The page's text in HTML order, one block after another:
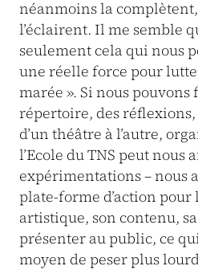
néanmoins la
l’éclairent. Il me semble
seulement cela qui nous
une réelle force pour
marée ». Si nous
répertoire, des
d’un théâtre à l’autre,
l’Ecole du TNS peut nous
expérimentations – nous
plate-forme d’action pour
artistique, son contenu,
présenter au public, ce
moyen de peser plus